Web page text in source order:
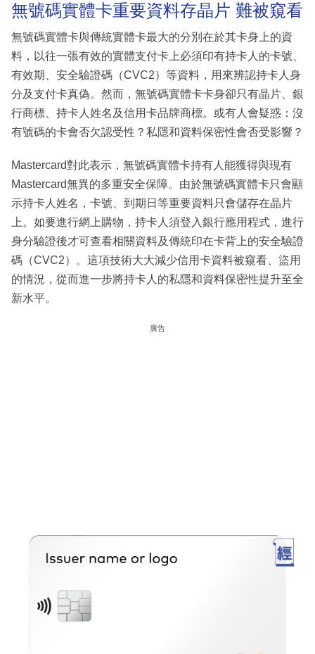
無號碼實體卡重要資料存晶片 難被窺看
無號碼實體卡與傳統實體卡最大的分別在於其卡身上的資
料，以往一張有效的實體支付卡上必須印有持卡人的卡號、
有效期、安全驗證碼（CVC2）等資料，用來辨認持卡人身
分及支付卡真偽。然而，無號碼實體卡卡身卻只有晶片、銀
行商標、持卡人姓名及信用卡品牌商標。或有人會疑惑：沒
有號碼的卡會否欠認受性？私隱和資料保密性會否受影響？
Mastercard對此表示，無號碼實體卡持有人能獲得與現有
Mastercard無異的多重安全保障。由於無號碼實體卡只會顯
示持卡人姓名，卡號、到期日等重要資料只會儲存在晶片
上。如要進行網上購物，持卡人須登入銀行應用程式，進行
身分驗證後才可查看相關資料及傳統印在卡背上的安全驗證
碼（CVC2）。這項技術大大減少信用卡資料被窺看、盜用
的情況，從而進一步將持卡人的私隱和資料保密性提升至全
新水平。
廣告